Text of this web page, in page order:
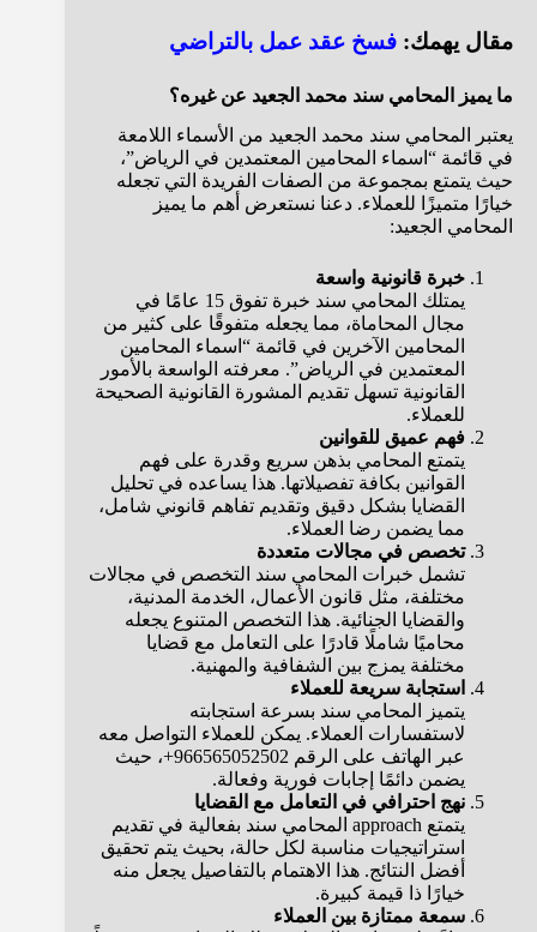
مقال يهمك: فسخ عقد عمل بالتراضي
ما يميز المحامي سند محمد الجعيد عن غيره؟
يعتبر المحامي سند محمد الجعيد من الأسماء اللامعة
في قائمة “اسماء المحامين المعتمدين في الرياض”،
حيث يتمتع بمجموعة من الصفات الفريدة التي تجعله
خيارًا متميزًا للعملاء. دعنا نستعرض أهم ما يميز
المحامي الجعيد:
خبرة قانونية واسعة
يمتلك المحامي سند خبرة تفوق 15 عامًا في
مجال المحاماة، مما يجعله متفوقًا على كثير من
المحامين الآخرين في قائمة “اسماء المحامين
المعتمدين في الرياض”. معرفته الواسعة بالأمور
القانونية تسهل تقديم المشورة القانونية الصحيحة
للعملاء.
فهم عميق للقوانين
يتمتع المحامي بذهن سريع وقدرة على فهم
القوانين بكافة تفصيلاتها. هذا يساعده في تحليل
القضايا بشكل دقيق وتقديم تفاهم قانوني شامل،
مما يضمن رضا العملاء.
تخصص في مجالات متعددة
تشمل خبرات المحامي سند التخصص في مجالات
مختلفة، مثل قانون الأعمال، الخدمة المدنية،
والقضايا الجنائية. هذا التخصص المتنوع يجعله
محاميًا شاملًا قادرًا على التعامل مع قضايا
مختلفة يمزج بين الشفافية والمهنية.
استجابة سريعة للعملاء
يتميز المحامي سند بسرعة استجابته
لاستفسارات العملاء. يمكن للعملاء التواصل معه
عبر الهاتف على الرقم 966565052502+، حيث
يضمن دائمًا إجابات فورية وفعالة.
نهج احترافي في التعامل مع القضايا
يتمتع approach المحامي سند بفعالية في تقديم
استراتيجيات مناسبة لكل حالة، بحيث يتم تحقيق
أفضل النتائج. هذا الاهتمام بالتفاصيل يجعل منه
خيارًا ذا قيمة كبيرة.
سمعة ممتازة بين العملاء